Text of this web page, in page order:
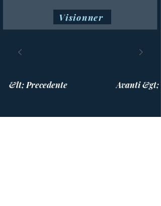
Visionner
&lt; Precedente Avanti &gt;